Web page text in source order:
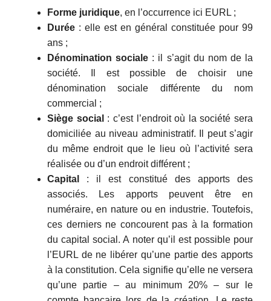
Forme juridique, en l’occurrence ici EURL ;
Durée : elle est en général constituée pour 99
ans ;
Dénomination sociale : il s’agit du nom de la
société. Il est possible de choisir une
dénomination sociale différente du nom
commercial ;
Siège social : c’est l’endroit où la société sera
domiciliée au niveau administratif. Il peut s’agir
du même endroit que le lieu où l’activité sera
réalisée ou d’un endroit différent ;
Capital
: il est constitué des apports des
associés. Les apports peuvent être en
numéraire, en nature ou en industrie. Toutefois,
ces derniers ne concourent pas à la formation
du capital social. A noter qu’il est possible pour
l’EURL de ne libérer qu’une partie des apports
à la constitution. Cela signifie qu’elle ne versera
qu’une partie – au minimum 20% – sur le